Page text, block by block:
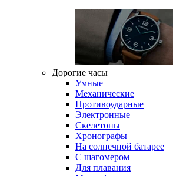
Дорогие часы
Умные
Механические
Противоударные
Электронные
Скелетоны
Хронографы
На солнечной батарее
С шагомером
Для плавания